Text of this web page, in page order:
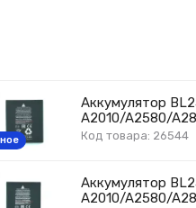
Аккумулятор
A2010/A2580/
Код товара: 26544
Аккумулятор
A2010/A2580/